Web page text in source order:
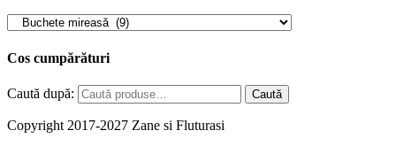
Cos cumpărături
Caută după: Caută
Copyright 2017-2027 Zane si Fluturasi